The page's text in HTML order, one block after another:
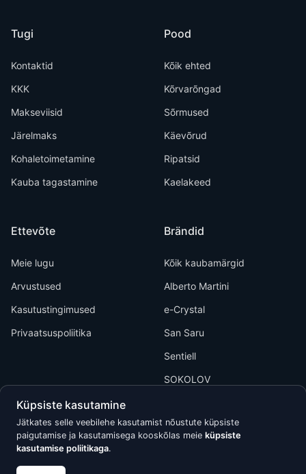
Tugi
Kontaktid
KKK
Makseviisid
Järelmaks
Kohaletoimetamine
Kauba tagastamine
Ettevõte
Meie lugu
Arvustused
Kasutustingimused
Privaatsuspoliitika
Pood
Kõik ehted
Kõrvarõngad
Sõrmused
Käevõrud
Ripatsid
Kaelakeed
Brändid
Kõik kaubamärgid
Alberto Martini
e-Crystal
San Saru
Sentiell
SOKOLOV
Kõik õigused kaitstud © 2026 Calypso
Küpsiste kasutamine
Jätkates selle veebilehe kasutamist nõustute küpsiste
paigutamise ja kasutamisega kooskõlas meie küpsiste
kasutamise poliitikaga.